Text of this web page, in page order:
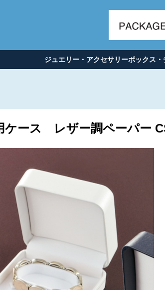
ジュエリー・アクセサリーボックス
ケース レザー調ペーパー